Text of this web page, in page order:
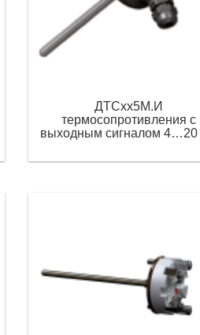
ДТСхх5М.И
термосопротивления с
выходным сигналом